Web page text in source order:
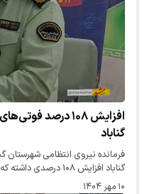
افزایش ۱۰۸ درصد
گناباد
فرمانده نیروی انتظامی شهرستان
گناباد افزایش ۱۰۸ درصدی داشته که بیشترین آن مربوط…
۱۰ مهر ۱۴۰۴